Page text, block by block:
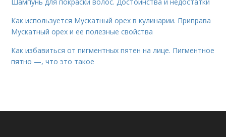
Как используется Мускатный орех в кулинарии. Приправа
Мускатный орех и ее полезные свойства
Как избавиться от пигментных пятен на лице. Пигментное
пятно —, что это такое